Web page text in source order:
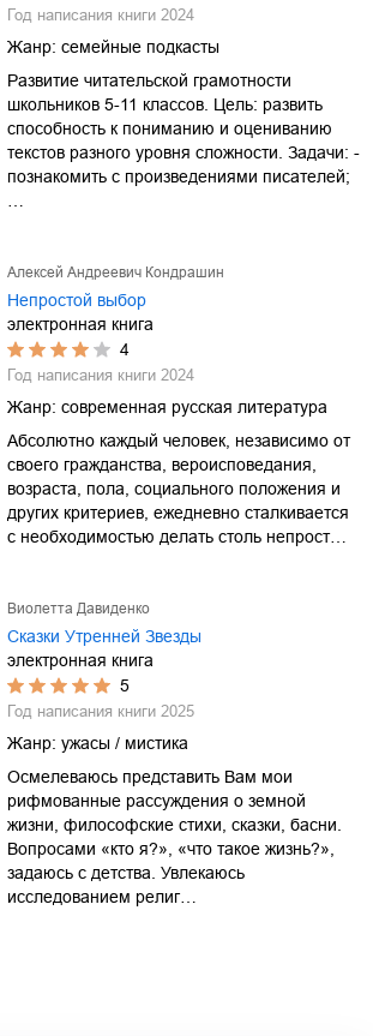
Год написания книги 2024
Жанр: семейные подкасты
Развитие читательской грамотности
школьников 5-11 классов. Цель: развить
способность к пониманию и оцениванию
текстов разного уровня сложности. Задачи: -
познакомить с произведениями писателей;
Алексей Андреевич Кондрашин
Непростой выбор
электронная книга
4
Год написания книги 2024
Жанр: современная русская литература
Абсолютно каждый человек, независимо от
своего гражданства, вероисповедания,
возраста, пола, социального положения и
других критериев, ежедневно сталкивается
с необходимостью делать столь непрост…
Виолетта Давиденко
Сказки Утренней Звезды
электронная книга
5
Год написания книги 2025
Жанр: ужасы / мистика
Осмелеваюсь представить Вам мои
рифмованные рассуждения о земной
жизни, философские стихи, сказки, басни.
Вопросами «кто я?», «что такое жизнь?»,
задаюсь с детства. Увлекаюсь
исследованием религ…